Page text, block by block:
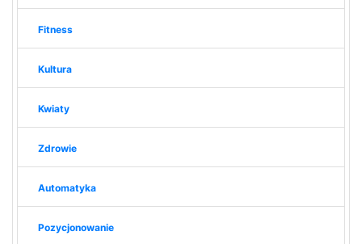
Fitness
Kultura
Kwiaty
Zdrowie
Automatyka
Pozycjonowanie